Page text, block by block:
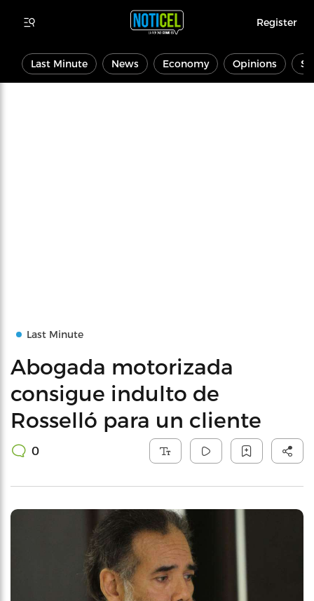
Register
Last Minute News Economy Opinions
Last Minute
Abogada motorizada
consigue indulto de
Rosselló para un cliente
0